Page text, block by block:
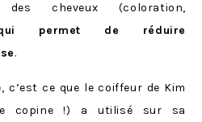
cheveux (coloration,
permet de réduire
.
c’est ce que le coiffeur de Kim
copine !) a utilisé sur sa